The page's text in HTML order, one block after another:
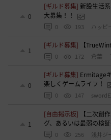
0
[ギルド募集]新設生活
大募集！！
0 193 ハッピ
1
[ギルド募集] 【
0 172 倉葉
0
[ギルド募集] Ermitage
楽しくゲームライフ！
0 147
1
[自由掲示板]
【二次創
グ、あるいは最弱の検
0 256 浅井ジ